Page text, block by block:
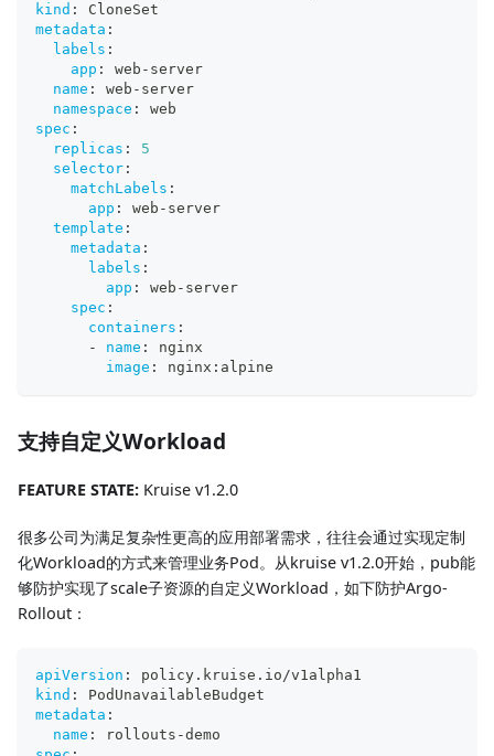
kind :
CloneSet
metadata :
labels :
app : web - server
name : web - server
namespace :
web
spec :
replicas :
5
selector :
matchLabels :
app : web - server
template :
metadata :
labels :
app : web - server
spec :
containers :
-
name :
nginx
image : nginx : alpine
支持自定义Workload
FEATURE STATE: Kruise v1.2.0
很多公司为满足复杂性更高的应用部署需求，往往会通过实现定制
化Workload的方式来管理业务Pod。从kruise v1.2.0开始，pub能
够防护实现了scale子资源的自定义Workload，如下防护Argo-
Rollout：
apiVersion :
policy.kruise.io/v1alpha1
kind :
PodUnavailableBudget
metadata :
name : rollouts -demo